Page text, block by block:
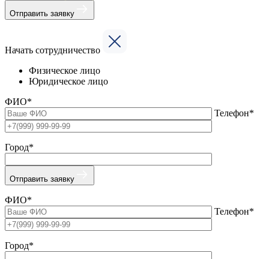
Отправить заявку
Начать сотрудничество
Физическое лицо
Юридическое лицо
ФИО*
Телефон*
Город*
Отправить заявку
ФИО*
Телефон*
Город*